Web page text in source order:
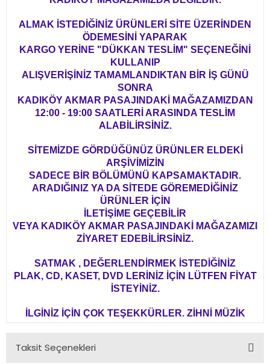
ALMAK İSTEDİĞİNİZ ÜRÜNLERİ SİTE ÜZERİNDEN
ÖDEMESİNİ YAPARAK
KARGO YERİNE "DÜKKAN TESLİM" SEÇENEĞİNİ
KULLANIP
ALIŞVERİŞİNİZ TAMAMLANDIKTAN BİR İŞ GÜNÜ
SONRA
KADIKÖY AKMAR PASAJINDAKİ MAĞAZAMIZDAN
12:00 - 19:00 SAATLERİ ARASINDA TESLİM
ALABİLİRSİNİZ.
SİTEMİZDE GÖRDÜĞÜNÜZ ÜRÜNLER ELDEKİ
ARŞİVİMİZİN
SADECE BİR BÖLÜMÜNÜ KAPSAMAKTADIR.
ARADIĞINIZ YA DA SİTEDE GÖREMEDİĞİNİZ
ÜRÜNLER İÇİN
İLETİŞİME GEÇEBİLİR
VEYA KADIKÖY AKMAR PASAJINDAKİ MAĞAZAMIZI
ZİYARET EDEBİLİRSİNİZ.
SATMAK , DEĞERLENDİRMEK İSTEDİĞİNİZ
PLAK, CD, KASET, DVD LERİNİZ İÇİN LÜTFEN FİYAT
İSTEYİNİZ.
İLGİNİZ İÇİN ÇOK TEŞEKKÜRLER. ZİHNİ MÜZİK
Taksit Seçenekleri